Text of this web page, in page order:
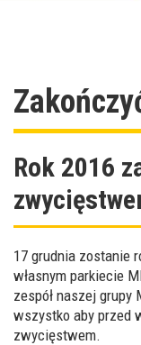
Rok 2016
17 grudnia zostanie
własnym parkiecie
zespół naszej grupy
wszystko aby przed
zwycięstwem.